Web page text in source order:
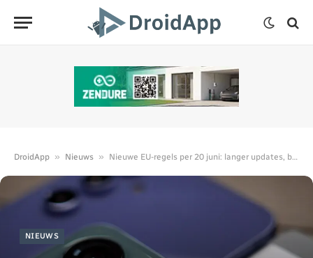
DroidApp » Nieuws » Nieuwe EU-regels per 20 juni: langer updates, betere duurzaamheid en energielabel
NIEUWS